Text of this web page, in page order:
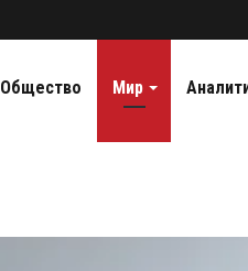
Общество Мир